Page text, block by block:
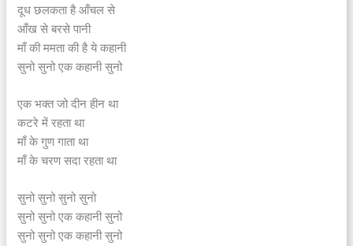
दूध छलकता है आँचल से
आँख से बरसे पानी
माँ की ममता की है ये कहानी
सुनो सुनो एक कहानी सुनो
एक भक्त जो दीन हीन था
कटरे में रहता था
माँ के गुण गाता था
माँ के चरण सदा रहता था
सुनो सुनो सुनो सुनो
सुनो सुनो एक कहानी सुनो
सुनो सुनो एक कहानी सुनो